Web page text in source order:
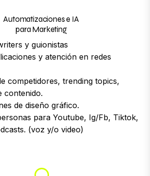
Automatizaciones e IA
para Marketing
y guionistas
y atención en redes
competidores, trending topics,
contenido.
de diseño gráfico.
para Youtube, Ig/Fb, Tiktok,
(voz y/o video)